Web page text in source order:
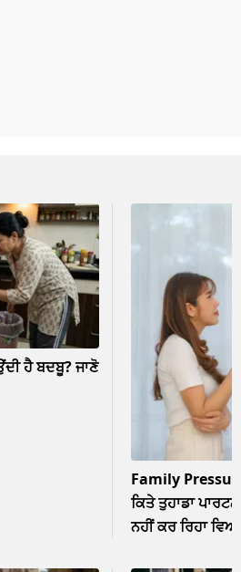
ਹੈ ਬਦਬੂ? ਜਾਣੋ
Family
ਕਿਤੇ ਤੁਹਾਡਾ
ਨਹੀਂ ਕਰ ਰਿਹਾ